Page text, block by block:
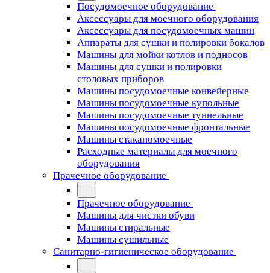
Посудомоечное оборудование
Аксессуары для моечного оборудования
Аксессуары для посудомоечных машин
Аппараты для сушки и полировки бокалов
Машины для мойки котлов и подносов
Машины для сушки и полировки
столовых приборов
Машины посудомоечные конвейерные
Машины посудомоечные купольные
Машины посудомоечные туннельные
Машины посудомоечные фронтальные
Машины стаканомоечные
Расходные материалы для моечного
оборудования
Прачечное оборудование
Прачечное оборудование
Машины для чистки обуви
Машины стиральные
Машины сушильные
Санитарно-гигиеническое оборудование